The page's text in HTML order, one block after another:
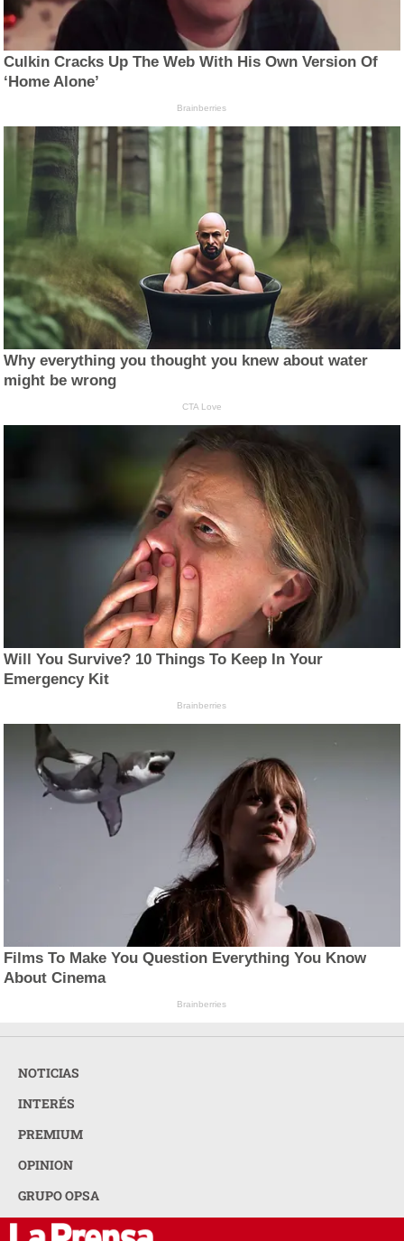
Culkin Cracks Up The Web With His Own Version Of
‘Home Alone’
Brainberries
Why everything you thought you knew about water
might be wrong
CTA Love
Will You Survive? 10 Things To Keep In Your
Emergency Kit
Brainberries
Films To Make You Question Everything You Know
About Cinema
Brainberries
NOTICIAS
INTERÉS
PREMIUM
OPINION
GRUPO OPSA